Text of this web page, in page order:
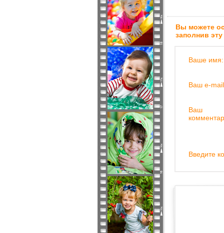
Вы можете
заполнив
Ваше имя:
Ваш e-
Ваш
Введите